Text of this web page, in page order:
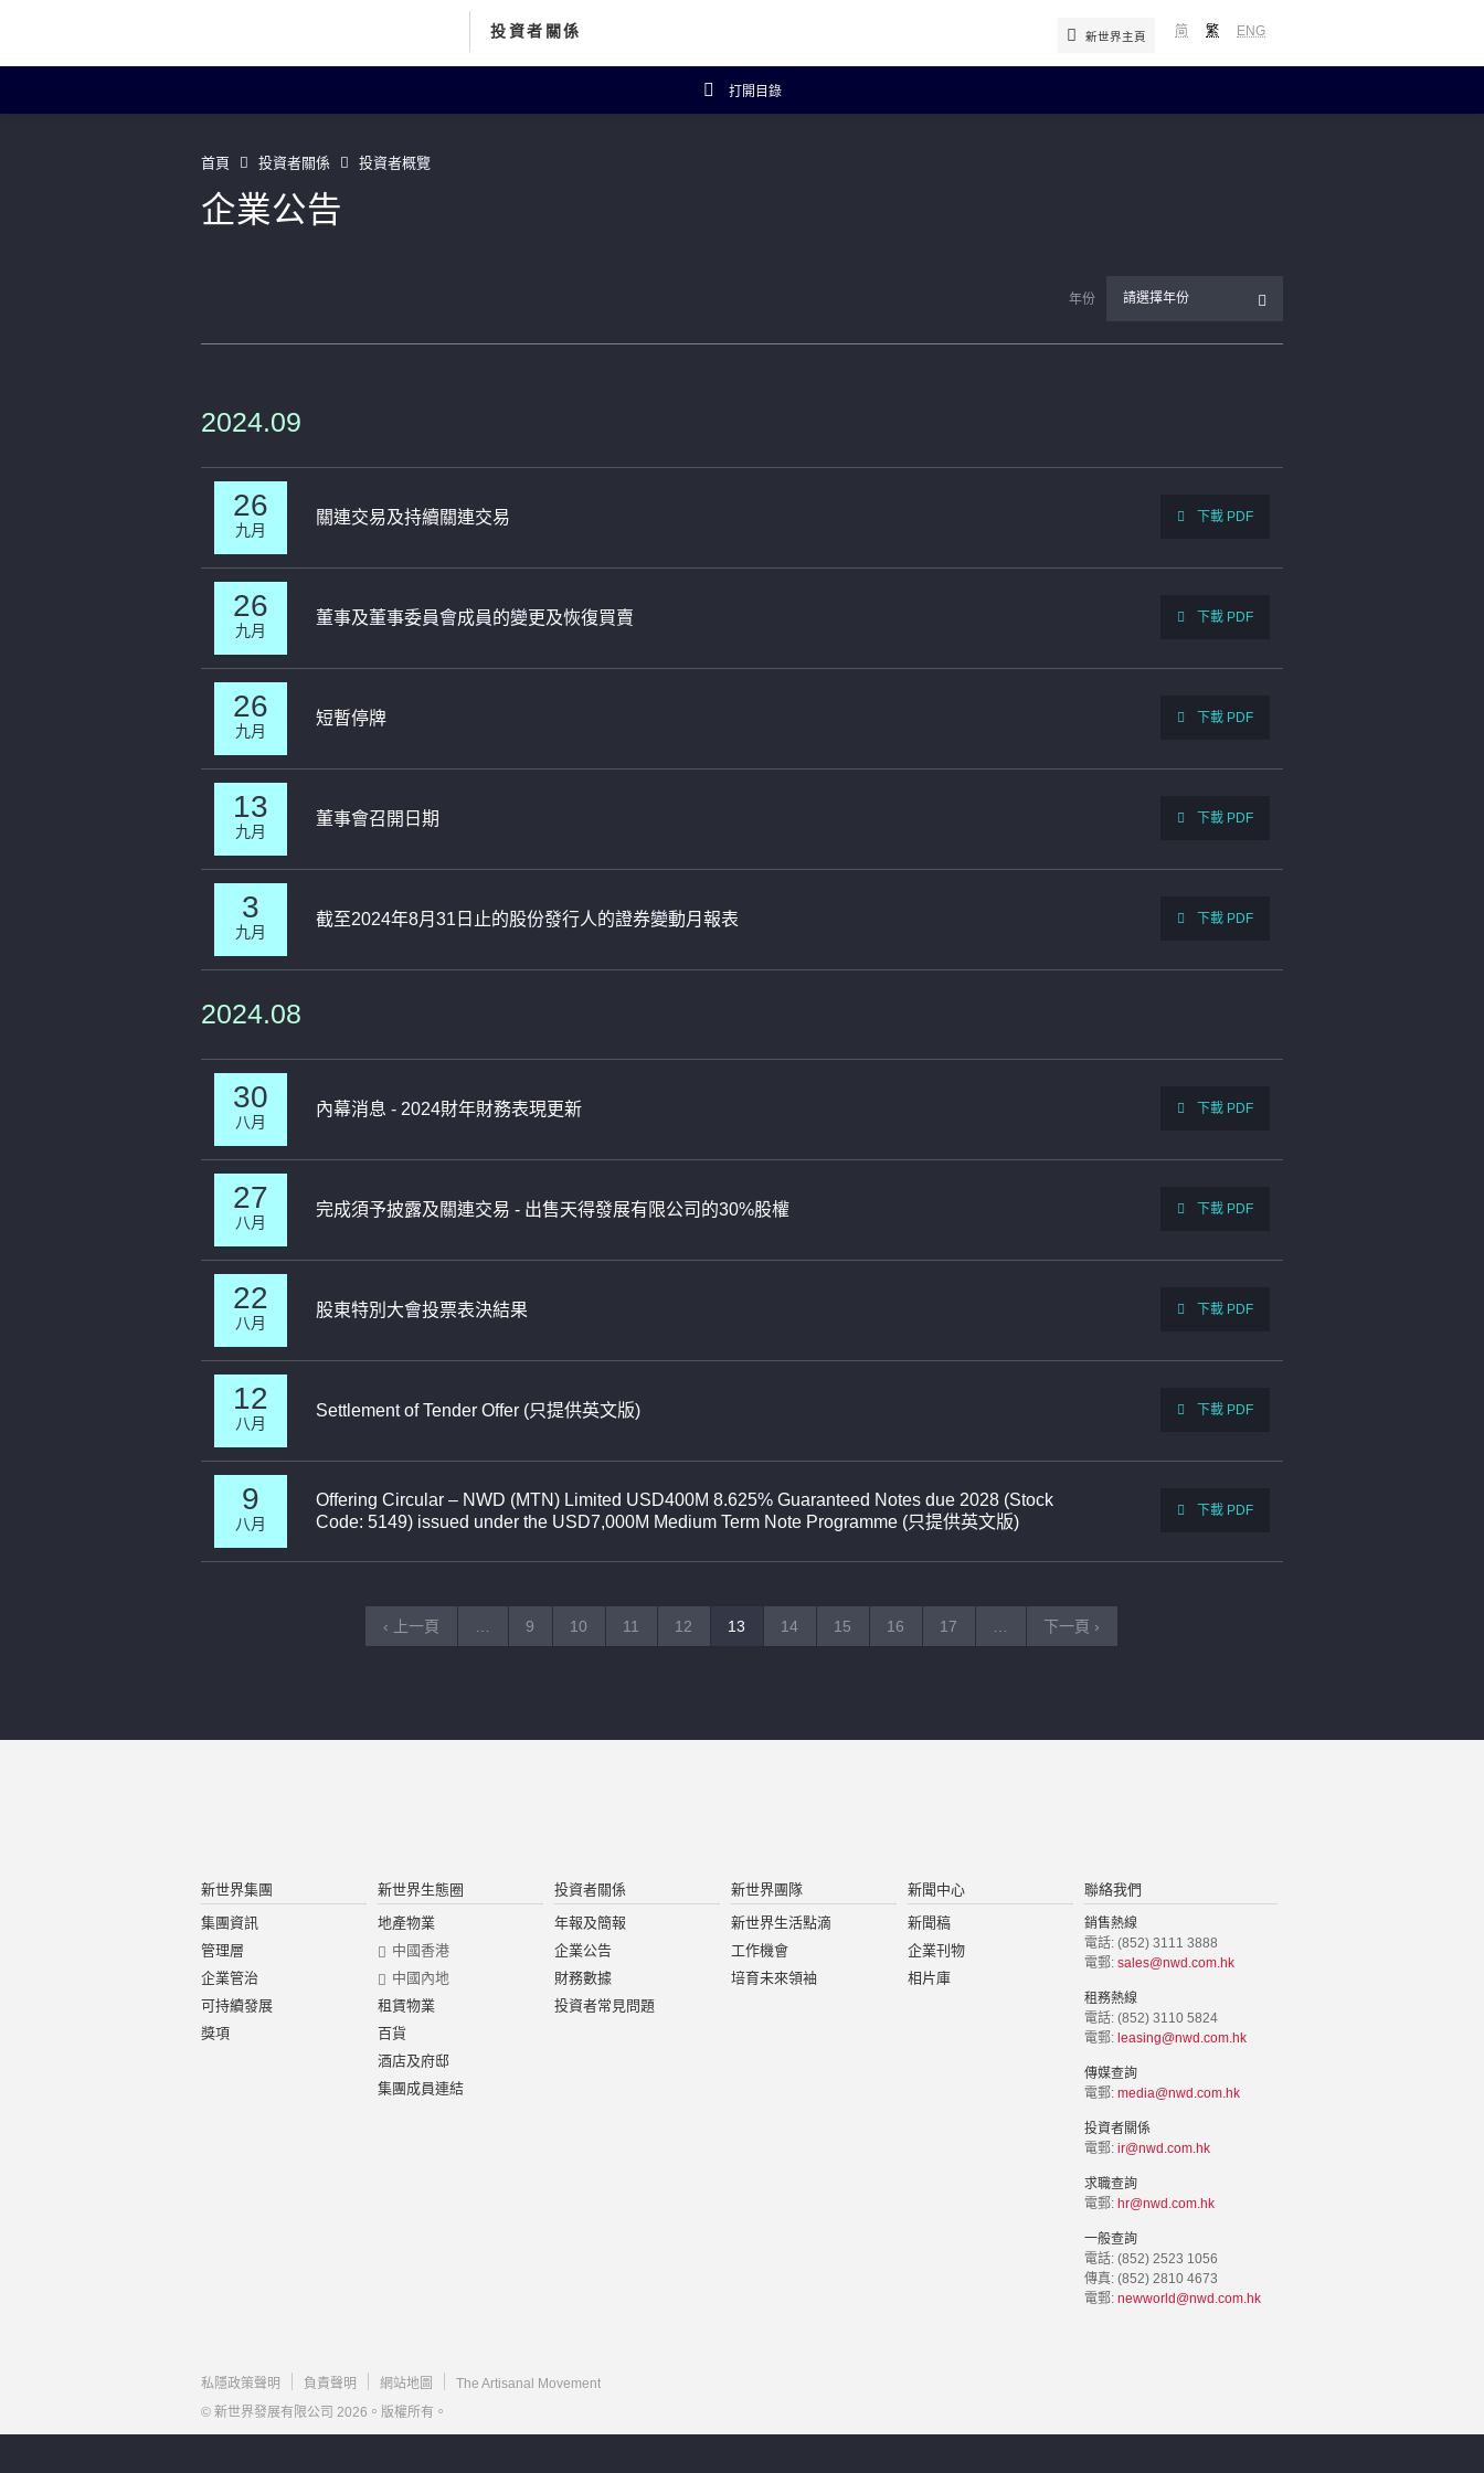
ENG
繁
简
投資者關係 新世界主頁
打開目錄
補發已報失股票的公告
首頁 投資者關係 投資者概覽
企業公告
年份 請選擇年份
2024.09
26
九月
關連交易及持續關連交易 下載 PDF
26
九月
董事及董事委員會成員的變更及恢復買賣 下載 PDF
26
九月
短暫停牌 下載 PDF
13
九月
董事會召開日期 下載 PDF
3
九月
截至2024年8月31日止的股份發行人的證券變動月報表 下載 PDF
2024.08
30
八月
內幕消息 - 2024財年財務表現更新 下載 PDF
27
八月
完成須予披露及關連交易 - 出售天得發展有限公司的30%股權 下載 PDF
22
八月
股東特別大會投票表決結果 下載 PDF
12
八月
Settlement of Tender Offer (只提供英文版) 下載 PDF
9
八月
Offering Circular – NWD (MTN) Limited USD400M 8.625% Guaranteed Notes due 2028 (Stock
Code: 5149) issued under the USD7,000M Medium Term Note Programme (只提供英文版)
下載 PDF
‹ 上一頁 9 10 11 12 13 14 15 16 17 下一頁 ›
新世界集團
集團資訊
管理層
企業管治
可持續發展
獎項
新世界生態圈
地產物業
中國香港
中國內地
租賃物業
百貨
酒店及府邸
集團成員連結
投資者關係
年報及簡報
企業公告
財務數據
投資者常見問題
新世界團隊
新世界生活點滴
工作機會
培育未來領袖
新聞中心
新聞稿
企業刊物
相片庫
聯絡我們
銷售熱線
電話: (852) 3111 3888
電郵: sales@nwd.com.hk
租務熱線
電話: (852) 3110 5824
電郵: leasing@nwd.com.hk
傳媒查詢
電郵: media@nwd.com.hk
投資者關係
電郵: ir@nwd.com.hk
求職查詢
電郵: hr@nwd.com.hk
一般查詢
電話: (852) 2523 1056
傳真: (852) 2810 4673
電郵: newworld@nwd.com.hk
私隱政策聲明 負責聲明 網站地圖
The Artisanal Movement
© 新世界發展有限公司 2026。版權所有。